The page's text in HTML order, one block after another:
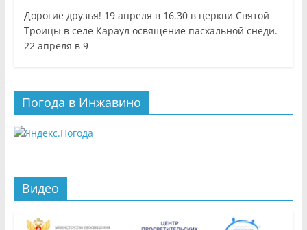
Дорогие друзья! 19 апреля в 16.30 в церкви Святой
Троицы в селе Караул освящение пасхальной снеди.
22 апреля в 9
Погода в Инжавино
Видео